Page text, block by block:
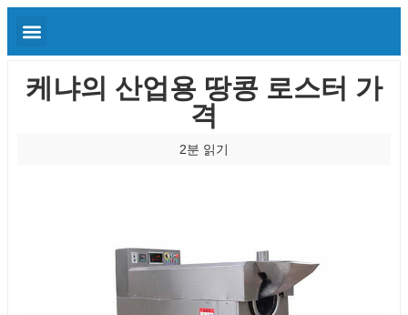
케냐의 산업용 땅콩 로스터 가
격
2분 읽기